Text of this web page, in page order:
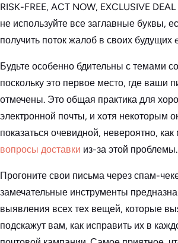
RISK-FREE, ACT NOW, EXCLUSIVE
не используйте все заглавные буквы,
получить поток жалоб в своих будущих
Будьте особенно бдительны с темами
поскольку это первое место, где ваши
отмечены. Это общая практика для
электронной почты, и хотя некоторым
показаться очевидной, невероятно,
вопросы доставки из-за этой проблемы.
Прогоните свои письма через спам-
замечательные инструменты
выявления всех тех вещей, которые
подскажут вам, как исправить их в